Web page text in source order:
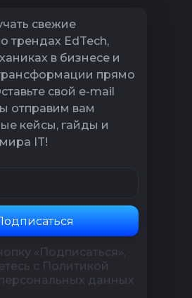
свежие
трендах EdTech,
в бизнесе и
прямо
свой e-mail
отправим вам
кейсы, гайды и
IT!
«Подписаться»,
с Политикой
данных